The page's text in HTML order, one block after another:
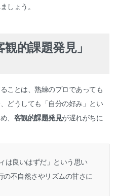
しょう。
的課題発見」
ことは、熟練のプロであっても
どうしても「自分の好み」とい
、 客観的課題発見が遅れがちに
は良いはずだ」という思い
不自然さやリズムの甘さに